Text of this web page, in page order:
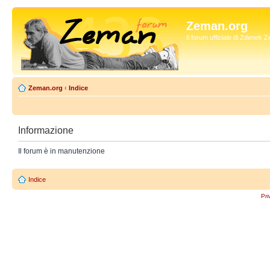
Zeman.org
Il forum ufficiale di Zdenek
Zeman.org ‹ Indice
Informazione
Il forum è in manutenzione
Indice